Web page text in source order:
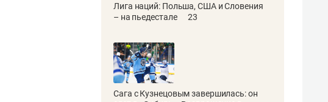
Лига наций: Польша, США и Словения
– на пьедестале
23
Сага с Кузнецовым завершилась: он